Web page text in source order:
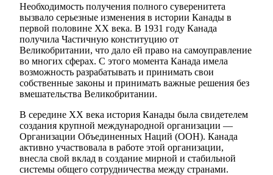
Необходимость получения полного суверенитета
вызвало серьезные изменения в истории Канады в
первой половине ХХ века. В 1931 году Канада
получила Частичную конституцию от
Великобритании, что дало ей право на самоуправление
во многих сферах. С этого момента Канада имела
возможность разрабатывать и принимать свои
собственные законы и принимать важные решения без
вмешательства Великобритании.
В середине ХХ века история Канады была свидетелем
создания крупной международной организации —
Организации Объединенных Наций (ООН). Канада
активно участвовала в работе этой организации,
внесла свой вклад в создание мирной и стабильной
системы общего сотрудничества между странами.